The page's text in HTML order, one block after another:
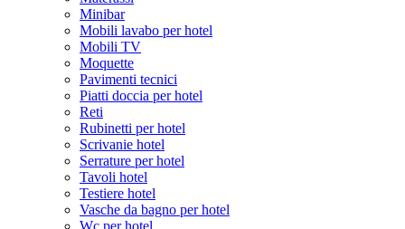
Minibar
Mobili lavabo per hotel
Mobili TV
Moquette
Pavimenti tecnici
Piatti doccia per hotel
Reti
Rubinetti per hotel
Scrivanie hotel
Serrature per hotel
Tavoli hotel
Testiere hotel
Vasche da bagno per hotel
Wc per hotel